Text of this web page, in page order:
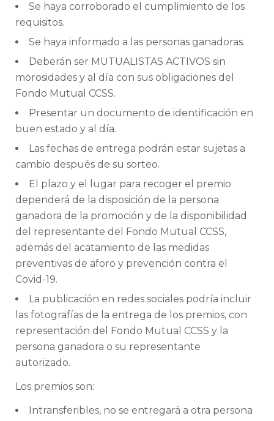
Se haya corroborado el cumplimiento de los
requisitos.
Se haya informado a las personas ganadoras.
Deberán ser MUTUALISTAS ACTIVOS sin
morosidades y al día con sus obligaciones del
Fondo Mutual CCSS.
Presentar un documento de identificación en
buen estado y al día.
Las fechas de entrega podrán estar sujetas a
cambio después de su sorteo.
El plazo y el lugar para recoger el premio
dependerá de la disposición de la persona
ganadora de la promoción y de la disponibilidad
del representante del Fondo Mutual CCSS,
además del acatamiento de las medidas
preventivas de aforo y prevención contra el
Covid-19.
La publicación en redes sociales podría incluir
las fotografías de la entrega de los premios, con
representación del Fondo Mutual CCSS y la
persona ganadora o su representante
autorizado.
Los premios son:
Intransferibles, no se entregará a otra persona